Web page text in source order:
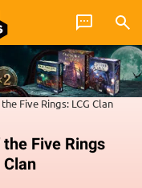
Five Rings: LCG Clan
Five Rings
Clan